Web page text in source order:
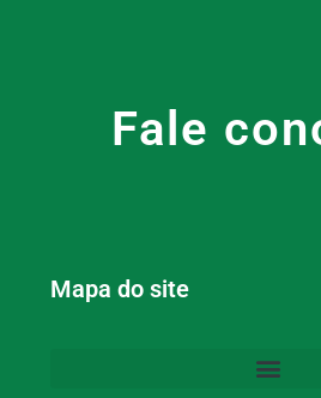
Fale
Mapa do site